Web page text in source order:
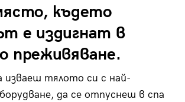
където
е издигнат в
преживяване.
изваеш тялото си с най-
да се отпуснеш в спа